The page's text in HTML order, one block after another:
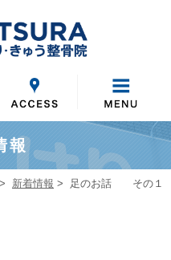
報
> 新着情報 > 足のお話 その１